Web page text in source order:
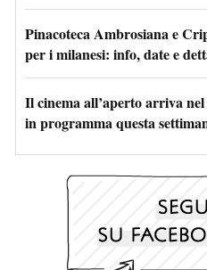
Pinacoteca Ambrosiana e
per i milanesi: info, date e
Il cinema all’aperto arriva
in programma questa